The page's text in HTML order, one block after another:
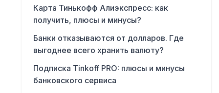
Карта Тинькофф Алиэкспресс: как
получить, плюсы и минусы?
Банки отказываются от долларов. Где
выгоднее всего хранить валюту?
Подписка Tinkoff PRO: плюсы и минусы
банковского сервиса